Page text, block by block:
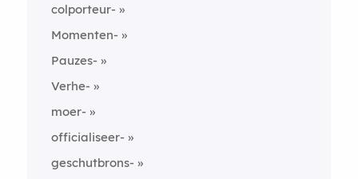
colporteur-
Momenten-
Pauzes-
Verhe-
moer-
officialiseer-
geschutbrons-